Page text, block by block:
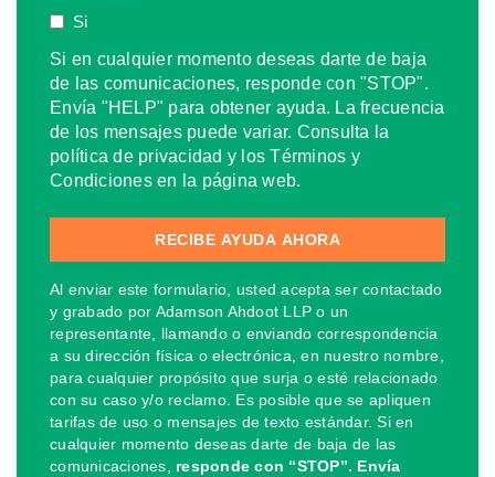
Si
Si en cualquier momento deseas darte de baja
de las comunicaciones, responde con "STOP".
Envía "HELP" para obtener ayuda. La frecuencia
de los mensajes puede variar. Consulta la
política de privacidad y los Términos y
Condiciones en la página web.
Al enviar este formulario, usted acepta ser contactado
y grabado por Adamson Ahdoot LLP o un
representante, llamando o enviando correspondencia
a su dirección física o electrónica, en nuestro nombre,
para cualquier propósito que surja o esté relacionado
con su caso y/o reclamo. Es posible que se apliquen
tarifas de uso o mensajes de texto estándar. Si en
cualquier momento deseas darte de baja de las
comunicaciones, responde con “STOP”. Envía